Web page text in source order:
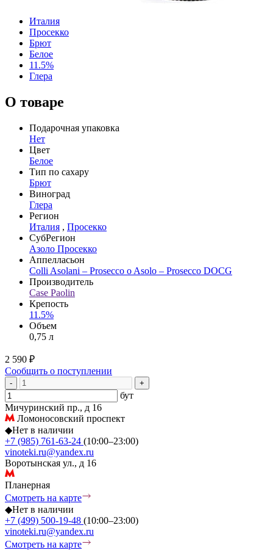
Италия
Просекко
Брют
Белое
11.5%
Глера
О товаре
Подарочная упаковка
Нет
Цвет
Белое
Тип по сахару
Брют
Виноград
Глера
Регион
Италия , Просекко
СубРегион
Азоло Просекко
Аппелласьон
Colli Asolani – Prosecco o Asolo – Prosecco DOCG
Производитель
Case Paolin
Крепость
11.5%
Объем
0,75 л
2 590 ₽
Сообщить о поступлении
- +
бут
Мичуринский пр., д 16
Ломоносовский проспект
◆Нет в наличии
+7 (985) 761-63-24 (10:00–23:00)
vinoteki.ru@yandex.ru
Воротынская ул., д 16
Планерная
Смотреть на карте
◆Нет в наличии
+7 (499) 500-19-48 (10:00–23:00)
vinoteki.ru@yandex.ru
Смотреть на карте